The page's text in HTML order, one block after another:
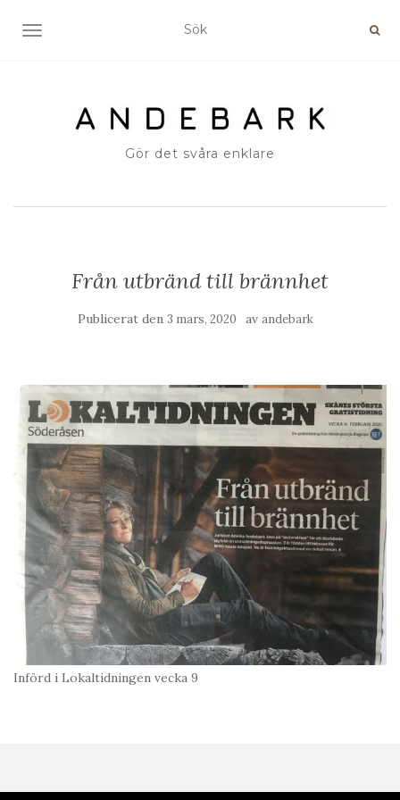
SLÅ PÅ/AV NAVIGERING
Gör det svåra enklare
Från utbränd till brännhet
Publicerat den 3 mars, 2020 av andebark
Införd i Lokaltidningen vecka 9